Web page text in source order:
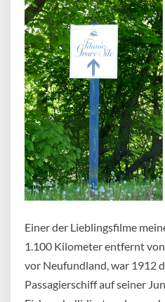
Einer der Lieblingsfilme
1.100 Kilometer entfernt
vor Neufundland, war 1912
Passagierschiff auf seiner